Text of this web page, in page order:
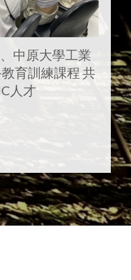
中原大學工業
育訓練課程 共
人才